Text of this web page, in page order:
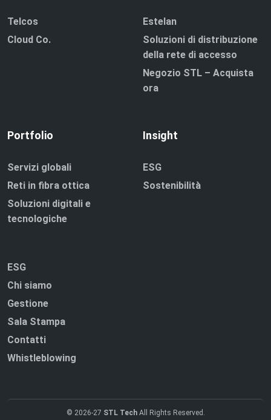
Telcos
Cloud Co.
Estelan
Soluzioni di distribuzione
della rete di accesso
Negozio STL – Acquista
ora
Portfolio
Servizi globali
Reti in fibra ottica
Soluzioni digitali e
tecnologiche
Insight
ESG
Sostenibilità
ESG
Chi siamo
Gestione
Sala Stampa
Contatti
Whistleblowing
© 2026-27 STL TechAll Rights Reserved.